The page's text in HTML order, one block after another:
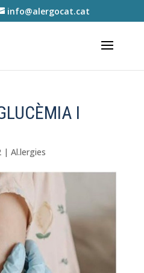
info@alergocat.cat
I
| Al.lergies